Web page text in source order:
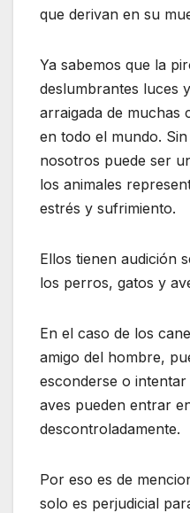
que derivan en su
Ya sabemos que la
deslumbrantes luces
arraigada de muchas
en todo el mundo.
nosotros puede ser
los animales
estrés y sufrimiento.
Ellos tienen audición
los perros, gatos y
En el caso de los
amigo del hombre,
esconderse o
aves pueden entrar
descontroladamente.
Por eso es de
solo es perjudicial